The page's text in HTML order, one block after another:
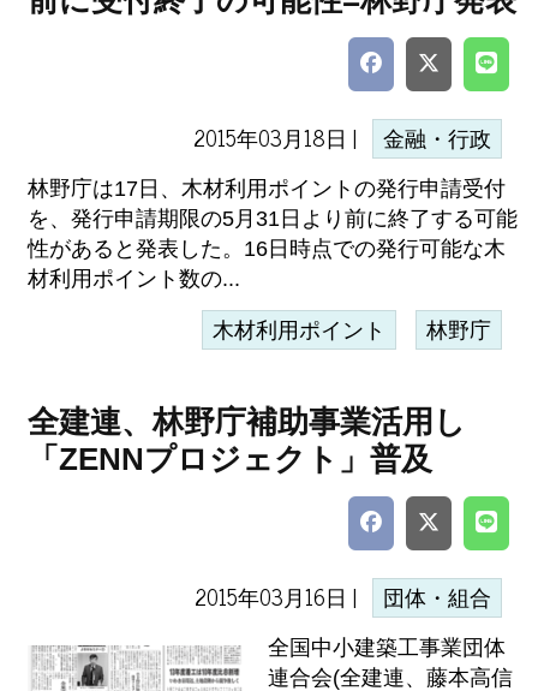
2015年03月18日 | 金融・行政
林野庁は17日、木材利用ポイントの発行申請受付
を、発行申請期限の5月31日より前に終了する可能
性があると発表した。16日時点での発行可能な木
材利用ポイント数の...
木材利用ポイント 林野庁
全建連、林野庁補助事業活用し
「ZENNプロジェクト」普及
2015年03月16日 | 団体・組合
全国中小建築工事業団体
連合会(全建連、藤本高信